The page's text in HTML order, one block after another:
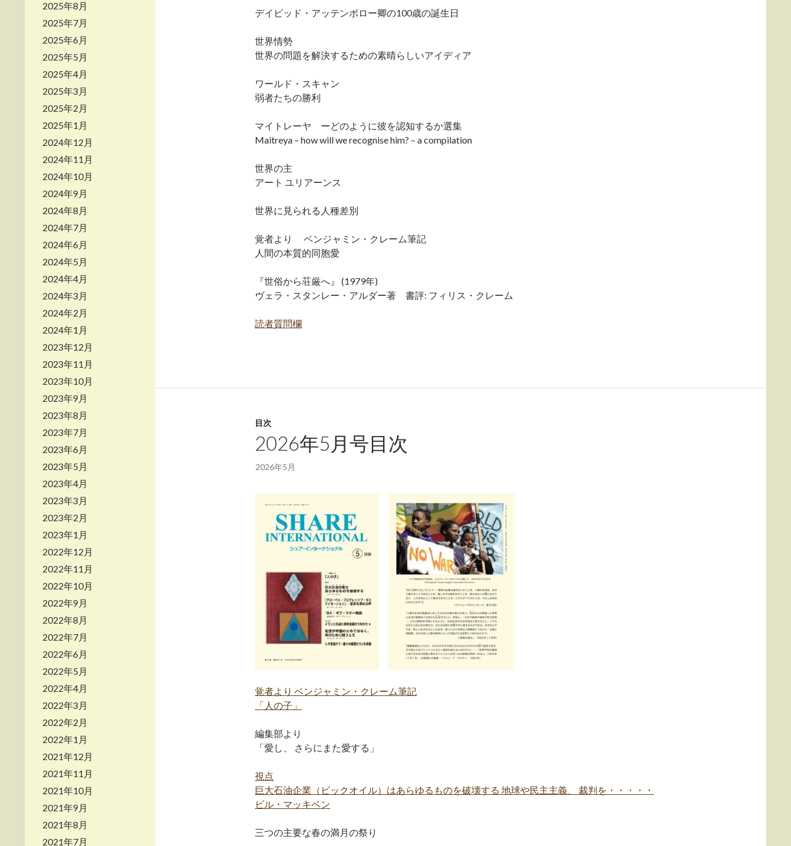
デイビッド・アッテンボロー卿の100歳の誕生日
世界情勢
世界の問題を解決するための素晴らしいアイディア
ワールド・スキャン
弱者たちの勝利
マイトレーヤ ーどのように彼を認知するか選集
Maitreya – how will we recognise him? – a compilation
世界の主
アート ユリアーンス
世界に見られる人種差別
覚者より ベンジャミン・クレーム筆記
人間の本質的同胞愛
『世俗から荘厳へ』 (1979年)
ヴェラ・スタンレー・アルダー著 書評: フィリス・クレーム
読者質問欄
目次
2026年5月号目次
2026年5月
覚者より ベンジャミン・クレーム筆記
「人の子」
編集部より
「愛し、 さらにまた愛する」
視点
巨大石油企業（ビックオイル）はあらゆるものを破壊する 地球や民主主義、 裁判を・・・・・
ビル・マッキベン
三つの主要な春の満月の祭り
2025年8月
2025年7月
2025年6月
2025年5月
2025年4月
2025年3月
2025年2月
2025年1月
2024年12月
2024年11月
2024年10月
2024年9月
2024年8月
2024年7月
2024年6月
2024年5月
2024年4月
2024年3月
2024年2月
2024年1月
2023年12月
2023年11月
2023年10月
2023年9月
2023年8月
2023年7月
2023年6月
2023年5月
2023年4月
2023年3月
2023年2月
2023年1月
2022年12月
2022年11月
2022年10月
2022年9月
2022年8月
2022年7月
2022年6月
2022年5月
2022年4月
2022年3月
2022年2月
2022年1月
2021年12月
2021年11月
2021年10月
2021年9月
2021年8月
2021年7月